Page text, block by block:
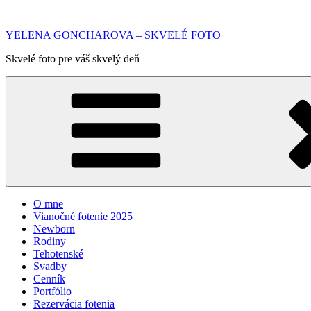
obsah
YELENA GONCHAROVA – SKVELÉ FOTO
Skvelé foto pre váš skvelý deň
O mne
Vianočné fotenie 2025
Newborn
Rodiny
Tehotenské
Svadby
Cenník
Portfólio
Rezervácia fotenia